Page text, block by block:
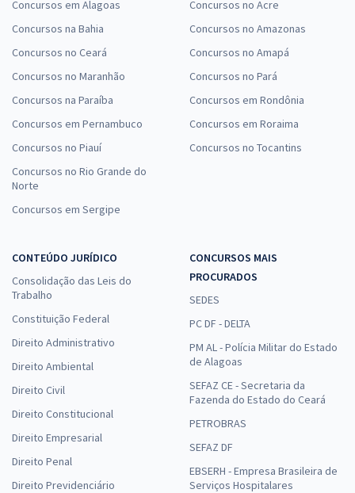
Concursos em Alagoas
Concursos na Bahia
Concursos no Ceará
Concursos no Maranhão
Concursos na Paraíba
Concursos em Pernambuco
Concursos no Piauí
Concursos no Rio Grande do
Norte
Concursos em Sergipe
Concursos no Acre
Concursos no Amazonas
Concursos no Amapá
Concursos no Pará
Concursos em Rondônia
Concursos em Roraima
Concursos no Tocantins
CONTEÚDO JURÍDICO
Consolidação das Leis do
Trabalho
Constituição Federal
Direito Administrativo
Direito Ambiental
Direito Civil
Direito Constitucional
Direito Empresarial
Direito Penal
Direito Previdenciário
CONCURSOS MAIS
PROCURADOS
SEDES
PC DF - DELTA
PM AL - Polícia Militar do Estado
de Alagoas
SEFAZ CE - Secretaria da
Fazenda do Estado do Ceará
PETROBRAS
SEFAZ DF
EBSERH - Empresa Brasileira de
Serviços Hospitalares